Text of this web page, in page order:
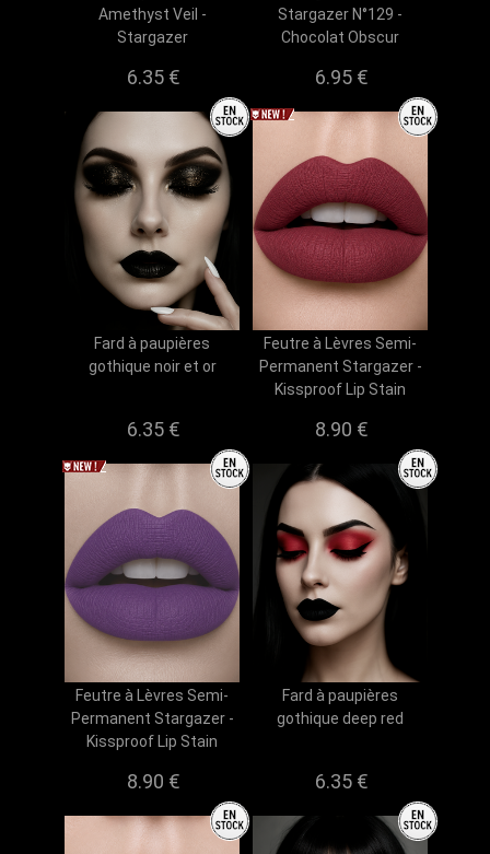
Amethyst Veil -
Stargazer
6.35 €
Stargazer N°129 -
Chocolat Obscur
6.95 €
Fard à paupières
gothique noir et or
6.35 €
Feutre à Lèvres Semi-
Permanent Stargazer -
Kissproof Lip Stain
8.90 €
Feutre à Lèvres Semi-
Permanent Stargazer -
Kissproof Lip Stain
8.90 €
Fard à paupières
gothique deep red
6.35 €